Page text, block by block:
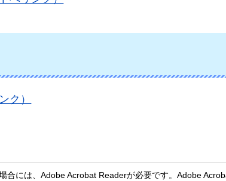
ク）
合には、Adobe Acrobat Readerが必要です。Adobe